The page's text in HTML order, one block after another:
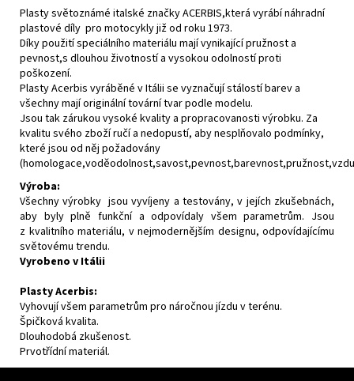
Plasty světoznámé italské značky ACERBIS,která vyrábí náhradní
plastové díly pro motocykly již od roku 1973.
Díky použití speciálního materiálu mají vynikající pružnost a
pevnost,s dlouhou životností a vysokou odolností proti
poškození.
Plasty Acerbis vyráběné v Itálii se vyznačují stálostí barev a
všechny mají originální tovární tvar podle modelu.
Jsou tak zárukou vysoké kvality a propracovanosti výrobku. Za
kvalitu svého zboží ručí a nedopustí, aby nesplňovalo podmínky,
které jsou od něj požadovány
Výroba:
Všechny výrobky jsou vyvíjeny a testovány, v jejích zkušebnách,
aby byly plně funkční a odpovídaly všem parametrům. Jsou
z kvalitního materiálu, v nejmodernějším designu, odpovídajícímu
světovému trendu.
Vyrobeno v Itálii
Plasty Acerbis:
Vyhovují všem parametrům pro náročnou jízdu v terénu.
Špičková kvalita.
Dlouhodobá zkušenost.
Prvotřídní materiál.